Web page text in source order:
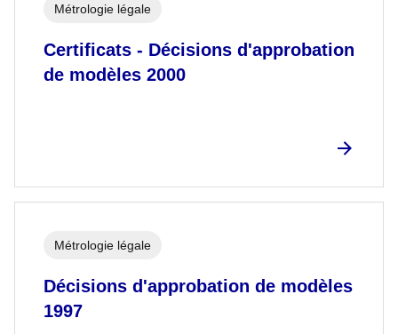
Certificats - Décisions d'approbation
de modèles 2000
Métrologie légale
Décisions d'approbation de modèles
1997
Métrologie légale